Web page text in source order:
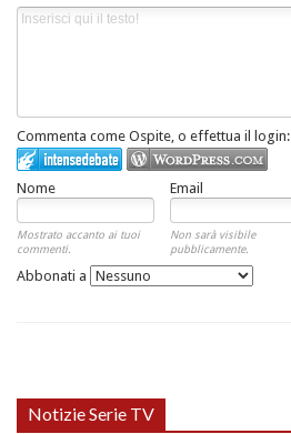
Commenta come Ospite, o effettua il login:
Nome Email
Mostrato accanto ai tuoi
commenti.
Non sarà visibile
pubblicamente.
Abbonati a
Notizie Serie TV